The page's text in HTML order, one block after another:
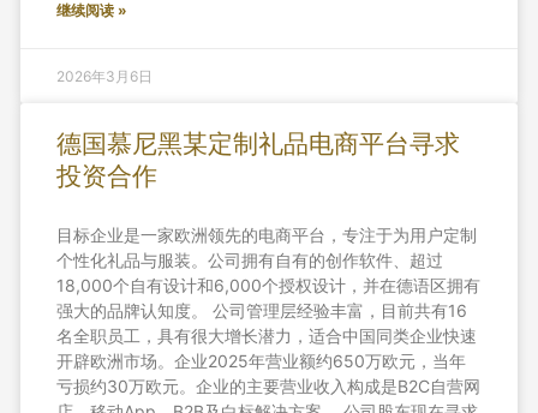
继续阅读 »
2026年3月6日
德国慕尼黑某定制礼品电商平台寻求
投资合作
目标企业是一家欧洲领先的电商平台，专注于为用户定制
个性化礼品与服装。公司拥有自有的创作软件、超过
18,000个自有设计和6,000个授权设计，并在德语区拥有
强大的品牌认知度。 公司管理层经验丰富，目前共有16
名全职员工，具有很大增长潜力，适合中国同类企业快速
开辟欧洲市场。企业2025年营业额约650万欧元，当年
亏损约30万欧元。企业的主要营业收入构成是B2C自营网